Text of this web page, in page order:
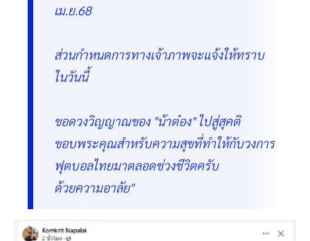
เม.ย.68
ส่วนกำหนดการทางเจ้าภาพจะแจ้งให้ทราบ
ในวันนี้
ขอดวงวิญญาณของ "น้าต๋อง" ไปสู่สุคติ
ขอบพระคุณสำหรับความสุขที่ทำให้กับวงการ
ฟุตบอลไทยมาตลอดช่วงชีวิตครับ
ด้วยความอาลัย"